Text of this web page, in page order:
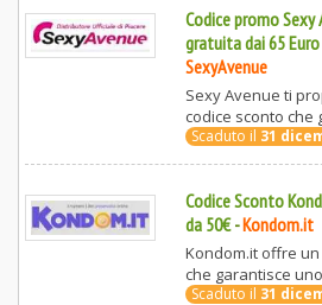
Codice promo Sexy
gratuita dai 65
SexyAvenue
Sexy Avenue ti
codice sconto che
Scaduto il 31
Codice Sconto
da 50€-Kondom.it
Kondom.it offre
che garantisce
Scaduto il 31